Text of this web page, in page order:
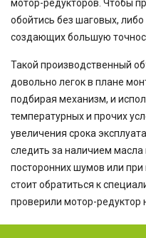
мотор-редукторов. Чтобы
обойтись без шаговых,
создающих большую
Такой производственный
довольно легок в плане
подбирая механизм, и
температурных и прочих
увеличения срока
следить за наличием
посторонних шумов или при
стоит обратиться к
проверили мотор-редуктор